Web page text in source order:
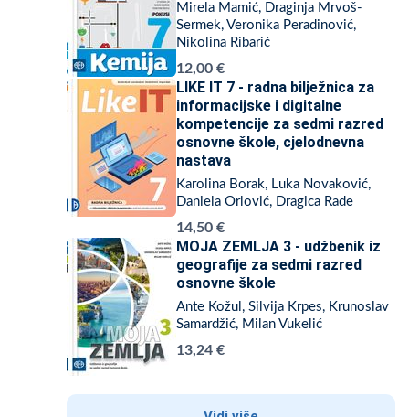
Mirela Mamić, Draginja Mrvoš-
Sermek, Veronika Peradinović,
Nikolina Ribarić
12,00 €
LIKE IT 7 - radna bilježnica za
informacijske i digitalne
kompetencije za sedmi razred
osnovne škole, cjelodnevna
nastava
Karolina Borak, Luka Novaković,
Daniela Orlović, Dragica Rade
14,50 €
MOJA ZEMLJA 3 - udžbenik iz
geografije za sedmi razred
osnovne škole
Ante Kožul, Silvija Krpes, Krunoslav
Samardžić, Milan Vukelić
13,24 €